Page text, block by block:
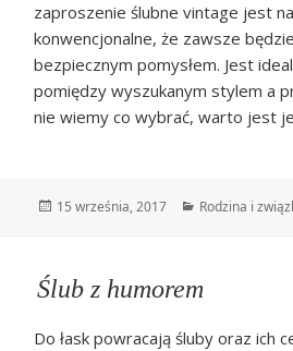
zaproszenie ślubne vintage jest
konwencjonalne, że zawsze
bezpiecznym pomysłem. Jest
pomiędzy wyszukanym stylem a
nie wiemy co wybrać, warto jest
Data
15 września, 2017 Kategorie
Rodzina i
Ślub z humorem
Do łask powracają śluby oraz ich